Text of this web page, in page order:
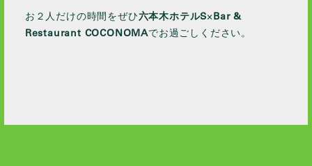
お２人だけの時間をぜひ六本木ホテルS×Bar &
Restaurant COCONOMAでお過ごしください。